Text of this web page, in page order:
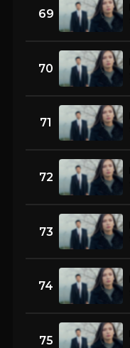
69
70
71
72
73
74
75